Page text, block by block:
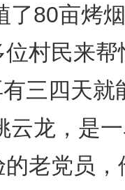
80亩烤
村民来帮
三四天就
云龙，是
老党员，